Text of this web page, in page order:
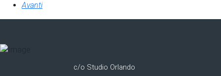
Avanti
c/o Studio Orlando